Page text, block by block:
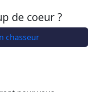
de coeur ?
chasseur